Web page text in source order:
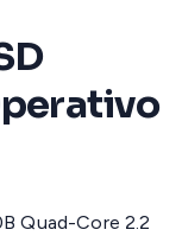
Quad-Core 2.2